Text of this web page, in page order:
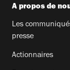
A propos de
Les
presse
Actionnaires